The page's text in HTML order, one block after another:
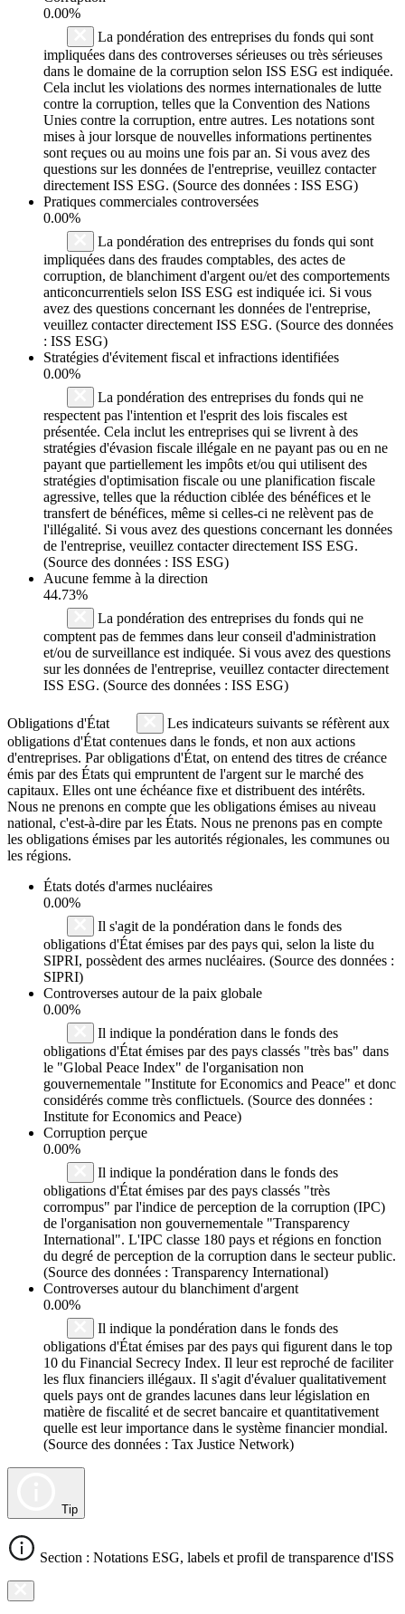
0.00%
La pondération des entreprises du fonds qui sont
impliquées dans des controverses sérieuses ou très sérieuses
dans le domaine de la corruption selon ISS ESG est indiquée.
Cela inclut les violations des normes internationales de lutte
contre la corruption, telles que la Convention des Nations
Unies contre la corruption, entre autres. Les notations sont
mises à jour lorsque de nouvelles informations pertinentes
sont reçues ou au moins une fois par an. Si vous avez des
questions sur les données de l'entreprise, veuillez contacter
directement ISS ESG. (Source des données : ISS ESG)
Pratiques commerciales controversées
0.00%
La pondération des entreprises du fonds qui sont
impliquées dans des fraudes comptables, des actes de
corruption, de blanchiment d'argent ou/et des comportements
anticoncurrentiels selon ISS ESG est indiquée ici. Si vous
avez des questions concernant les données de l'entreprise,
veuillez contacter directement ISS ESG. (Source des données
: ISS ESG)
Stratégies d'évitement fiscal et infractions identifiées
0.00%
La pondération des entreprises du fonds qui ne
respectent pas l'intention et l'esprit des lois fiscales est
présentée. Cela inclut les entreprises qui se livrent à des
stratégies d'évasion fiscale illégale en ne payant pas ou en ne
payant que partiellement les impôts et/ou qui utilisent des
stratégies d'optimisation fiscale ou une planification fiscale
agressive, telles que la réduction ciblée des bénéfices et le
transfert de bénéfices, même si celles-ci ne relèvent pas de
l'illégalité. Si vous avez des questions concernant les données
de l'entreprise, veuillez contacter directement ISS ESG.
(Source des données : ISS ESG)
Aucune femme à la direction
44.73%
La pondération des entreprises du fonds qui ne
comptent pas de femmes dans leur conseil d'administration
et/ou de surveillance est indiquée. Si vous avez des questions
sur les données de l'entreprise, veuillez contacter directement
ISS ESG. (Source des données : ISS ESG)
Obligations d'État
Les indicateurs suivants se réfèrent aux
obligations d'État contenues dans le fonds, et non aux actions
d'entreprises. Par obligations d'État, on entend des titres de créance
émis par des États qui empruntent de l'argent sur le marché des
capitaux. Elles ont une échéance fixe et distribuent des intérêts.
Nous ne prenons en compte que les obligations émises au niveau
national, c'est-à-dire par les États. Nous ne prenons pas en compte
les obligations émises par les autorités régionales, les communes ou
les régions.
États dotés d'armes nucléaires
0.00%
Il s'agit de la pondération dans le fonds des
obligations d'État émises par des pays qui, selon la liste du
SIPRI, possèdent des armes nucléaires. (Source des données :
SIPRI)
Controverses autour de la paix globale
0.00%
Il indique la pondération dans le fonds des
obligations d'État émises par des pays classés "très bas" dans
le "Global Peace Index" de l'organisation non
gouvernementale "Institute for Economics and Peace" et donc
considérés comme très conflictuels. (Source des données :
Institute for Economics and Peace)
Corruption perçue
0.00%
Il indique la pondération dans le fonds des
obligations d'État émises par des pays classés "très
corrompus" par l'indice de perception de la corruption (IPC)
de l'organisation non gouvernementale "Transparency
International". L'IPC classe 180 pays et régions en fonction
du degré de perception de la corruption dans le secteur public.
(Source des données : Transparency International)
Controverses autour du blanchiment d'argent
0.00%
Il indique la pondération dans le fonds des
obligations d'État émises par des pays qui figurent dans le top
10 du Financial Secrecy Index. Il leur est reproché de faciliter
les flux financiers illégaux. Il s'agit d'évaluer qualitativement
quels pays ont de grandes lacunes dans leur législation en
matière de fiscalité et de secret bancaire et quantitativement
quelle est leur importance dans le système financier mondial.
(Source des données : Tax Justice Network)
Tip
Section : Notations ESG, labels et profil de transparence d'ISS